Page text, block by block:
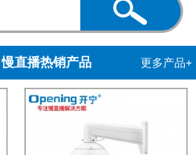
慢直播热销产品 更多产品+